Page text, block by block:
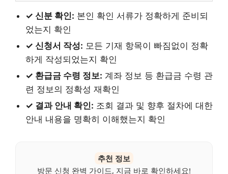
✓ 신분 확인: 본인 확인 서류가 정확하게 준비되
었는지 확인
✓ 신청서 작성: 모든 기재 항목이 빠짐없이 정확
하게 작성되었는지 확인
✓ 환급금 수령 정보: 계좌 정보 등 환급금 수령 관
련 정보의 정확성 재확인
✓ 결과 안내 확인: 조회 결과 및 향후 절차에 대한
안내 내용을 명확히 이해했는지 확인
추천 정보
방문 신청 완벽 가이드, 지금 바로 확인하세요!